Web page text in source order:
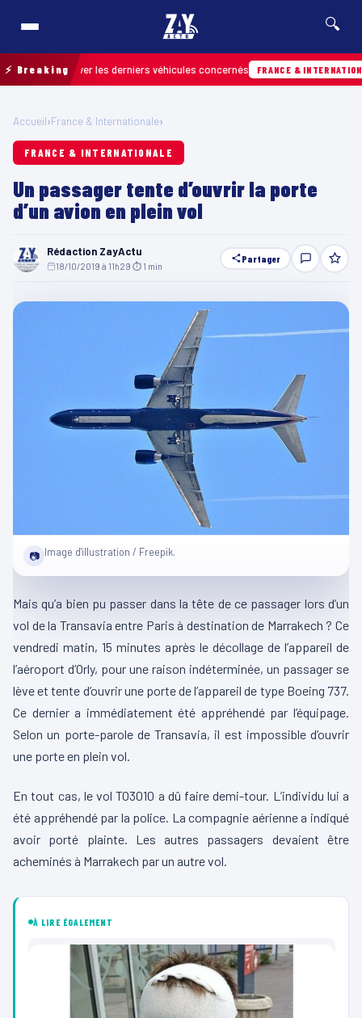
🔍
⚡ Breaking
retrouver les derniers véhicules concernés FRANCE & INTERNATIONALE
Accueil›France & Internationale›
FRANCE & INTERNATIONALE
Un passager tente d’ouvrir la porte
d’un avion en plein vol
Rédaction ZayActu
18/10/2019 à 11h29 ⏱ 1 min
Partager
📷 Image d'illustration / Freepik.
Mais qu’a bien pu passer dans la tête de ce passager lors d’un
vol de la Transavia entre Paris à destination de Marrakech ? Ce
vendredi matin, 15 minutes après le décollage de l’appareil de
l’aéroport d’Orly, pour une raison indéterminée, un passager se
lève et tente d’ouvrir une porte de l’appareil de type Boeing 737.
Ce dernier a immédiatement été appréhendé par l’équipage.
Selon un porte-parole de Transavia, il est impossible d’ouvrir
une porte en plein vol.
En tout cas, le vol TO3010 a dû faire demi-tour. L’individu lui a
été appréhendé par la police. La compagnie aérienne a indiqué
avoir porté plainte. Les autres passagers devaient être
acheminés à Marrakech par un autre vol.
À LIRE ÉGALEMENT